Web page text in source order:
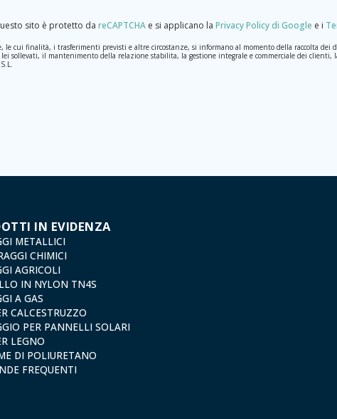
sito è protetto da reCAPTCHA e si applicano la Privacy Policy di Google e i
cui finalità, i trasferimenti previsti e altre circostanze, si informano al momento della raccolta dei
sollevati, il mantenimento della relazione stabilita, la gestione integrale e commerciale dei
con la massima riservatezza e nel rispetto di tutti i requisiti del Regolamento Generale sulla
protezione dei dati, come quelli relativi alla salute, poiché non vengono criptati né codificati.
opposizione, cancellazione, limitazione del trattamento o richiesta di portabilità in conformità con
Valentín Gómez, Direttore, insieme a una fotocopia della sua carta d'identità, a TÉCNICAS
IN EVIDENZA
METALLICI
CHIMICI
AGRICOLI
IN NYLON TN4S
A GAS
CALCESTRUZZO
PER PANNELLI SOLARI
LEGNO
DI POLIURETANO
FREQUENTI